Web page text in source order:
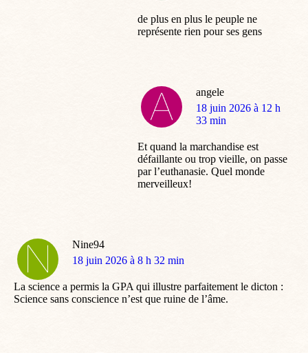
de plus en plus le peuple ne
représente rien pour ses gens
angele
dit
:
18 juin 2026 à 12 h
33 min
Et quand la marchandise est
défaillante ou trop vieille, on passe
par l’euthanasie. Quel monde
merveilleux!
Nine94
dit
18 juin 2026 à 8 h 32 min
La science a permis la GPA qui illustre parfaitement le dicton :
Science sans conscience n’est que ruine de l’âme.